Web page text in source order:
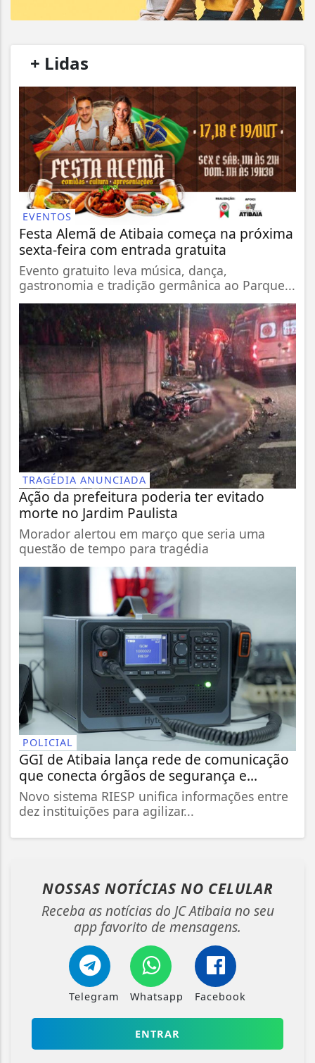
+ Lidas
EVENTOS
Festa Alemã de Atibaia começa na próxima
sexta-feira com entrada gratuita
Evento gratuito leva música, dança,
gastronomia e tradição germânica ao Parque...
TRAGÉDIA ANUNCIADA
Ação da prefeitura poderia ter evitado
morte no Jardim Paulista
Morador alertou em março que seria uma
questão de tempo para tragédia
POLICIAL
GGI de Atibaia lança rede de comunicação
que conecta órgãos de segurança e...
Novo sistema RIESP unifica informações entre
dez instituições para agilizar...
NOSSAS NOTÍCIAS NO CELULAR
Receba as notícias do JC Atibaia no seu
app favorito de mensagens.
Telegram Whatsapp Facebook
ENTRAR